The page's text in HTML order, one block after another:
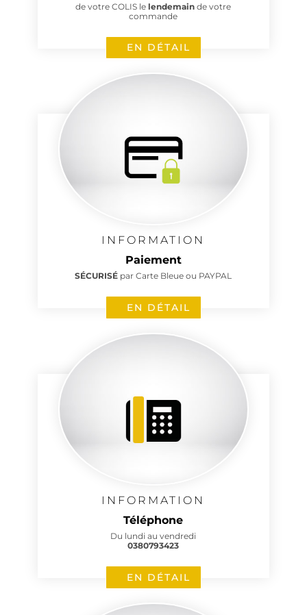
de votre COLIS lelendemainde votre
commande
EN DÉTAIL
INFORMATION
Paiement
SÉCURISÉ par Carte Bleue ou PAYPAL
EN DÉTAIL
INFORMATION
Téléphone
Du lundi au vendredi
0380793423
EN DÉTAIL